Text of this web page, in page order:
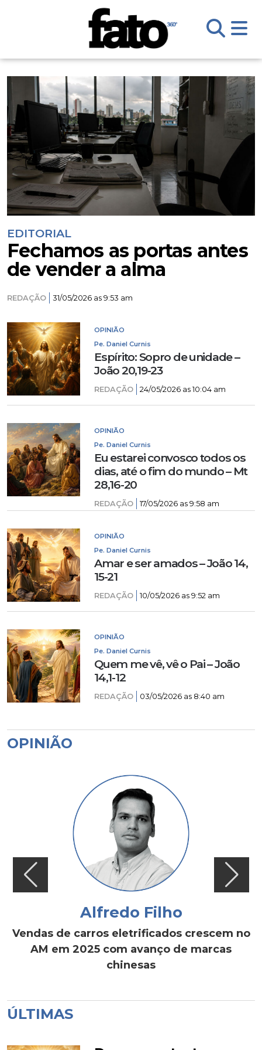
EDITORIAL
Fechamos as portas antes
de vender a alma
REDAÇÃO 31/05/2026 as 9:53 am
OPINIÃO
Pe. Daniel Curnis
Espírito: Sopro de unidade –
João 20,19-23
REDAÇÃO 24/05/2026 as 10:04 am
OPINIÃO
Pe. Daniel Curnis
Eu estarei convosco todos os
dias, até o fim do mundo – Mt
28,16-20
REDAÇÃO 17/05/2026 as 9:58 am
OPINIÃO
Pe. Daniel Curnis
Amar e ser amados – João 14,
15-21
REDAÇÃO 10/05/2026 as 9:52 am
OPINIÃO
Pe. Daniel Curnis
Quem me vê, vê o Pai – João
14,1-12
REDAÇÃO 03/05/2026 as 8:40 am
OPINIÃO
Alfredo Filho
Vendas de carros eletrificados crescem no
AM em 2025 com avanço de marcas
chinesas
ÚLTIMAS